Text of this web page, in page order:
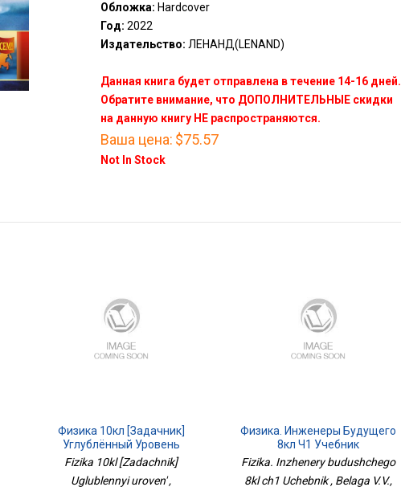
Обложка: Hardcover
Год: 2022
Издательство: ЛЕНАНД(LENAND)
Данная книга будет отправлена в течение 14-16 дней.
Обратите внимание, что ДОПОЛНИТЕЛЬНЫЕ скидки
на данную книгу НЕ распространяются.
Ваша цена: $75.57
Not In Stock
Физика 10кл [Задачник]
Углублённый Уровень
Fizika 10kl [Zadachnik]
Uglublennyi uroven' ,
Физика. Инженеры Будущего
8кл Ч1 Учебник
Fizika. Inzhenery budushchego
8kl ch1 Uchebnik , Belaga V.V.,